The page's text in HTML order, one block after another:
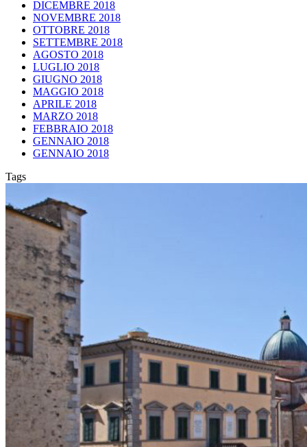
DICEMBRE 2018
NOVEMBRE 2018
OTTOBRE 2018
SETTEMBRE 2018
AGOSTO 2018
LUGLIO 2018
GIUGNO 2018
MAGGIO 2018
APRILE 2018
MARZO 2018
FEBBRAIO 2018
GENNAIO 2018
GENNAIO 2018
Tags